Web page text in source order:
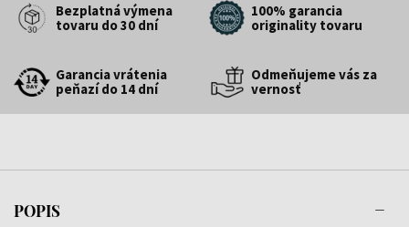
Bezplatná výmena
tovaru do 30 dní
100% garancia
originality tovaru
Garancia vrátenia
peňazí do 14 dní
Odmeňujeme vás za
vernosť
POPIS